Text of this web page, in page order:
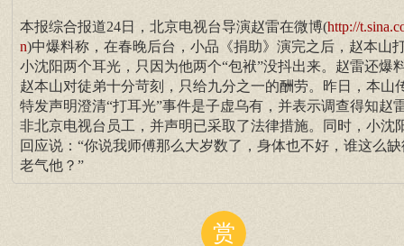
本报综合报道24日，北京电视台导演赵雷在微博(http://
n)中爆料称，在春晚后台，小品《捐助》演完之后，赵本山
小沈阳两个耳光，只因为他两个“包袱”没抖出来。赵雷还爆
赵本山对徒弟十分苛刻，只给九分之一的酬劳。昨日，本山
特发声明澄清“打耳光”事件是子虚乌有，并表示调查得知赵
非北京电视台员工，并声明已采取了法律措施。同时，小沈
回应说：“你说我师傅那么大岁数了，身体也不好，谁这么缺
老气他？”
赏